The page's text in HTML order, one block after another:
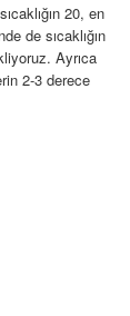
20, en
de sıcaklığın
Ayrıca
2-3 derece